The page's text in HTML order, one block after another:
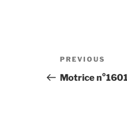
Post
Previous
Post
PREVIOUS
Motrice